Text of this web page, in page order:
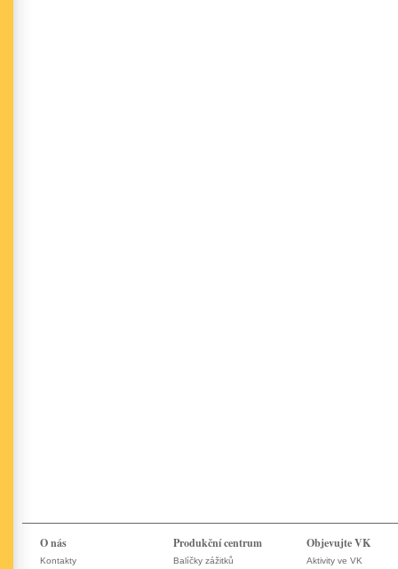
O nás
Kontakty
Produkční centrum
Balíčky zážitků
Objevujte VK
Aktivity ve VK